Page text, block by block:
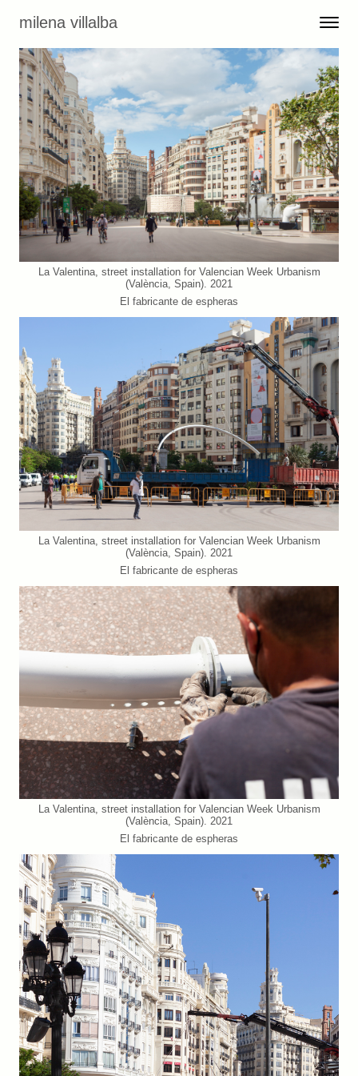
milena villalba Toggle
Menu
La Valentina, street installation for Valencian Week Urbanism
(València, Spain). 2021
El fabricante de espheras
La Valentina, street installation for Valencian Week Urbanism
(València, Spain). 2021
El fabricante de espheras
La Valentina, street installation for Valencian Week Urbanism
(València, Spain). 2021
El fabricante de espheras